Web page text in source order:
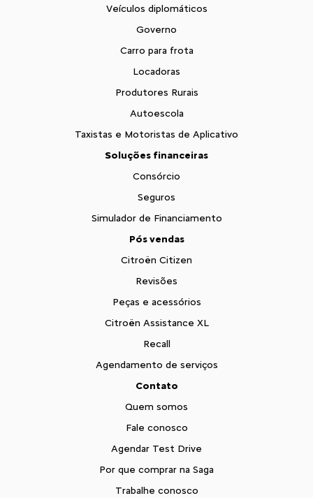
Veículos diplomáticos
Governo
Carro para frota
Locadoras
Produtores Rurais
Autoescola
Taxistas e Motoristas de Aplicativo
Soluções financeiras
Consórcio
Seguros
Simulador de Financiamento
Pós vendas
Citroën Citizen
Revisões
Peças e acessórios
Citroën Assistance XL
Recall
Agendamento de serviços
Contato
Quem somos
Fale conosco
Agendar Test Drive
Por que comprar na Saga
Trabalhe conosco